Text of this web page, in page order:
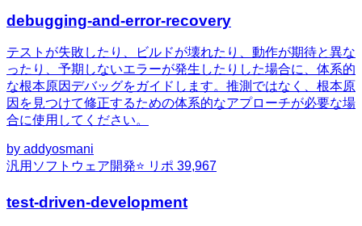
debugging-and-error-recovery
テストが失敗したり、ビルドが壊れたり、動作が期待と異な
ったり、予期しないエラーが発生したりした場合に、体系的
な根本原因デバッグをガイドします。推測ではなく、根本原
因を見つけて修正するための体系的なアプローチが必要な場
合に使用してください。
by addyosmani
汎用 ソフトウェア開発⭐ リポ 39,967
test-driven-development